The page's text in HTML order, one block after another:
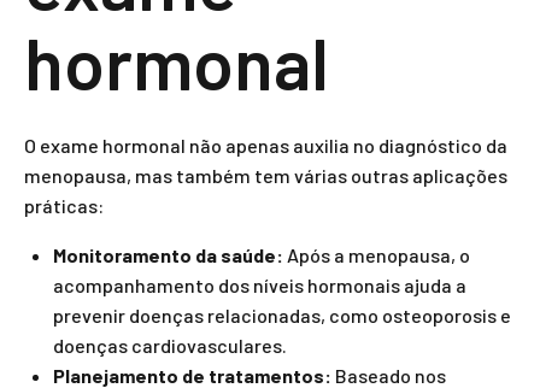
hormonal
O exame hormonal não apenas auxilia no diagnóstico da
menopausa, mas também tem várias outras aplicações
práticas:
Monitoramento da saúde: Após a menopausa, o
acompanhamento dos níveis hormonais ajuda a
prevenir doenças relacionadas, como osteoporosis e
doenças cardiovasculares.
Planejamento de tratamentos: Baseado nos